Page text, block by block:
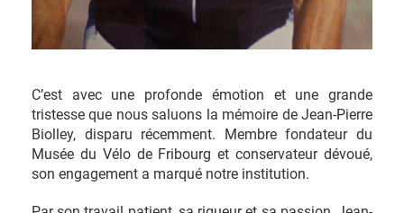
C’est avec une profonde émotion et une grande
tristesse que nous saluons la mémoire de Jean-Pierre
Biolley, disparu récemment. Membre fondateur du
Musée du Vélo de Fribourg et conservateur dévoué,
son engagement a marqué notre institution.